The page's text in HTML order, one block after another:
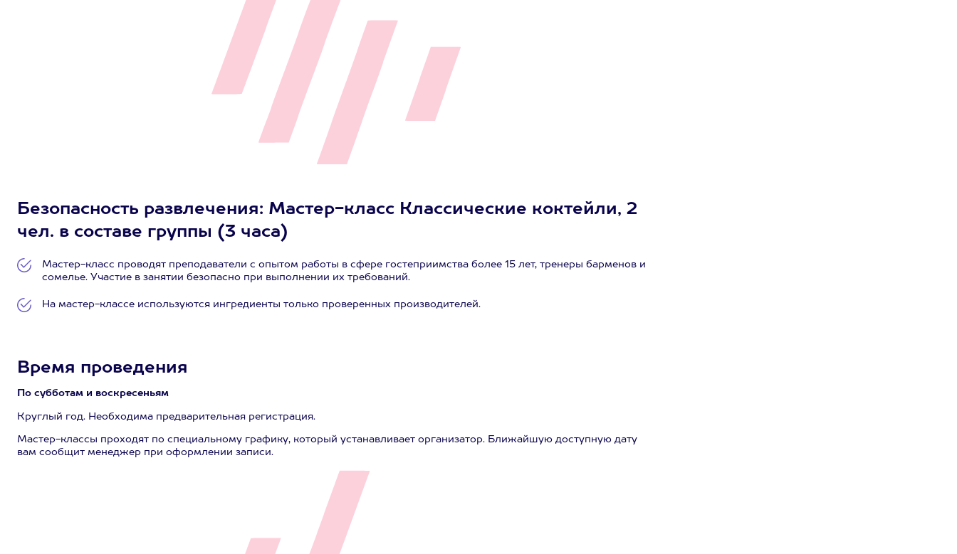
Безопасность развлечения: Мастер-класс Классические коктейли, 2
чел. в составе группы (3 часа)
Мастер-класс проводят преподаватели с опытом работы в сфере гостеприимства более 15 лет, тренеры барменов и
сомелье. Участие в занятии безопасно при выполнении их требований.
На мастер-классе используются ингредиенты только проверенных производителей.
Время проведения
По субботам и воскресеньям
Круглый год. Необходима предварительная регистрация.
Мастер-классы проходят по специальному графику, который устанавливает организатор. Ближайшую доступную дату
вам сообщит менеджер при оформлении записи.